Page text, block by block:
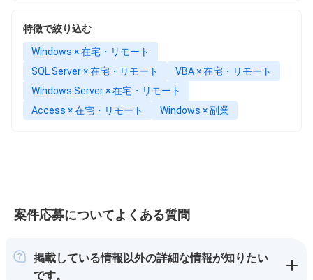
特徴で絞り込む
Windows × 在宅・リモート
SQL Server × 在宅・リモート
VBA × 在宅・リモート
Windows Server × 在宅・リモート
Access × 在宅・リモート
Windows × 副業
案件応募についてよくある質問
掲載している情報以外の詳細な情報が知りたい
です。